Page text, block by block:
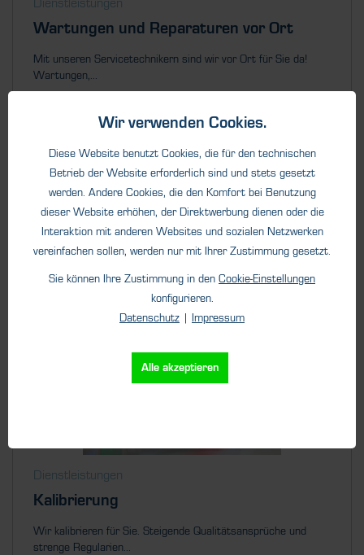
Dienstleistungen
Wartungen und Reparaturen vor Ort
Mit unseren Servicetechnikern sind wir vor Ort für Sie da!
Wartungen,...
Details
Dienstleistungen
Kalibrierung
Wir kalibrieren für Sie. Steigende Qualitätsansprüche und
strenge Regularien...
Wir verwenden Cookies.
Diese Website benutzt Cookies, die für den technischen
Betrieb der Website erforderlich sind und stets gesetzt
werden. Andere Cookies, die den Komfort bei Benutzung
dieser Website erhöhen, der Direktwerbung dienen oder die
Interaktion mit anderen Websites und sozialen Netzwerken
vereinfachen sollen, werden nur mit Ihrer Zustimmung gesetzt.
Sie können Ihre Zustimmung in den Cookie-Einstellungen
konfigurieren.
Datenschutz | Impressum
Alle akzeptieren